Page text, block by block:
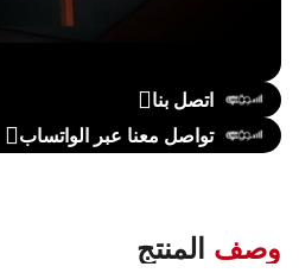
اتصل بنا
تواصل معنا عبر الواتساب
وصف المنتج